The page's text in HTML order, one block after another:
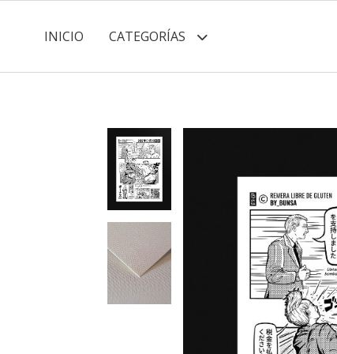
INICIO CATEGORÍAS